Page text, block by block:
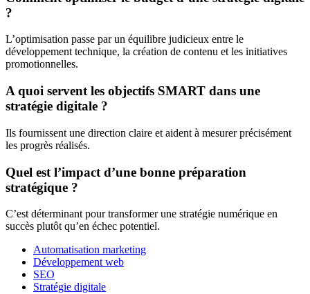
?
L’optimisation passe par un équilibre judicieux entre le
développement technique, la création de contenu et les initiatives
promotionnelles.
A quoi servent les objectifs SMART dans une
stratégie digitale ?
Ils fournissent une direction claire et aident à mesurer précisément
les progrès réalisés.
Quel est l’impact d’une bonne préparation
stratégique ?
C’est déterminant pour transformer une stratégie numérique en
succès plutôt qu’en échec potentiel.
Automatisation marketing
Développement web
SEO
Stratégie digitale